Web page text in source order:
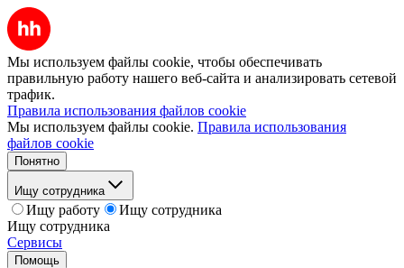
Мы используем файлы cookie, чтобы обеспечивать
правильную работу нашего веб-сайта и анализировать сетевой
трафик.
Правила использования файлов cookie
Мы используем файлы cookie. Правила использования
файлов cookie
Понятно
Ищу сотрудника
Ищу работу
Ищу сотрудника
Ищу сотрудника
Сервисы
Помощь